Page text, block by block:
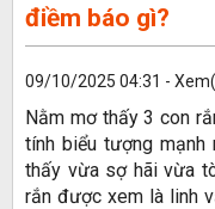
điềm báo gì?
09/10/2025 04:31 -
Nằm mơ thấy 3 con
tính biểu tượng mạnh
thấy vừa sợ hãi vừa
rắn được xem là linh